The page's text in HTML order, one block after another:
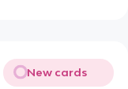
New cards